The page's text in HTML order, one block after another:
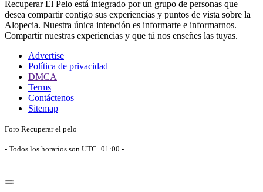
Recuperar El Pelo está integrado por un grupo de personas que
desea compartir contigo sus experiencias y puntos de vista sobre la
Alopecia. Nuestra única intención es informarte e informarnos.
Compartir nuestras experiencias y que tú nos enseñes las tuyas.
Advertise
Política de privacidad
DMCA
Terms
Contáctenos
Sitemap
Foro Recuperar el pelo
- Todos los horarios son UTC+01:00 -